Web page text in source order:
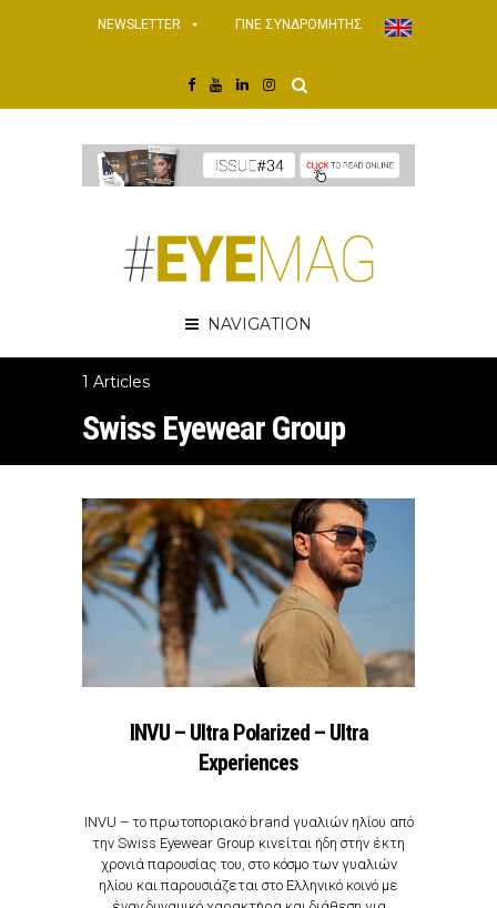
NEWSLETTER ΓΙΝΕ ΣΥΝΔΡΟΜΗΤΗΣ
NAVIGATION
1 Articles
Swiss Eyewear Group
INVU – Ultra Polarized – Ultra
Experiences
INVU – το πρωτοποριακό brand γυαλιών ηλίου από
την Swiss Eyewear Group κινείται ήδη στην έκτη
χρονιά παρουσίας του, στο κόσμο των γυαλιών
ηλίου και παρουσιάζεται στο Ελληνικό κοινό με